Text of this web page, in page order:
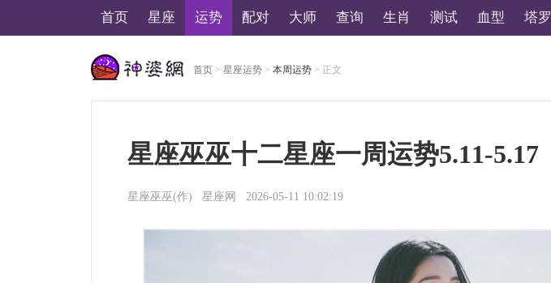
首页 星座 运势 配对 大师 查询 生肖 测试 血型 塔罗
首页 > 星座运势 > 本周运势 > 正文
星座巫巫十二星座一周运势5.11-5.17
星座巫巫(作) 星座网 2026-05-11 10:02:19